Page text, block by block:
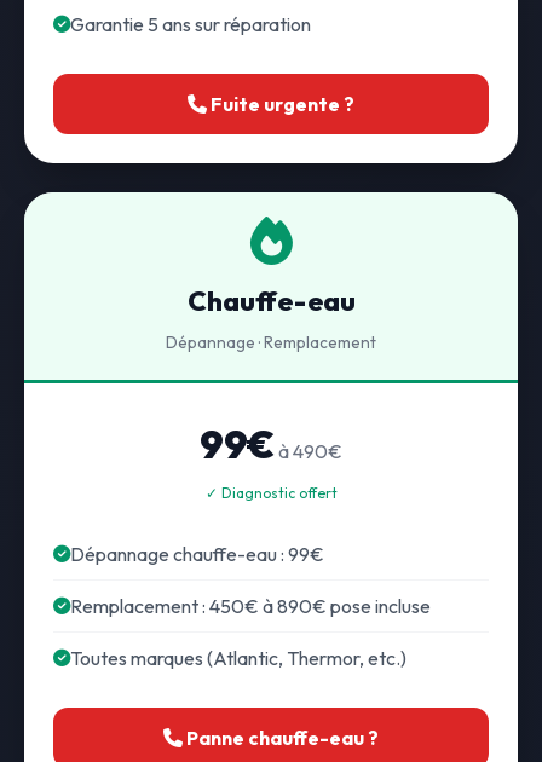
Garantie 5 ans sur réparation
Fuite urgente ?
Chauffe-eau
Dépannage · Remplacement
99€ à 490€
✓ Diagnostic offert
Dépannage chauffe-eau : 99€
Remplacement : 450€ à 890€ pose incluse
Toutes marques (Atlantic, Thermor, etc.)
Panne chauffe-eau ?